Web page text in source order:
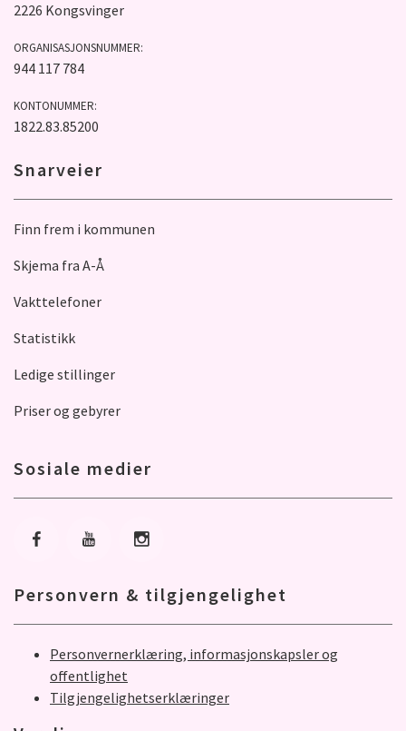
2226 Kongsvinger
ORGANISASJONSNUMMER:
944 117 784
KONTONUMMER:
1822.83.85200
Snarveier
Finn frem i kommunen
Skjema fra A-Å
Vakttelefoner
Statistikk
Ledige stillinger
Priser og gebyrer
Sosiale medier
Gå til Facebook
Gå til YoutubeGå til Instagram
Personvern & tilgjengelighet
Personvernerklæring, informasjonskapsler og
offentlighet
Tilgjengelighetserklæringer